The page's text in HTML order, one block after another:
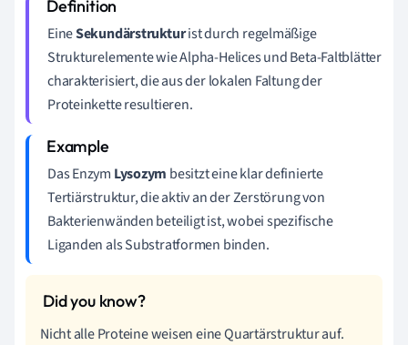
EineSekundärstrukturist durch regelmäßige
Strukturelemente wie Alpha-Helices und Beta-Faltblätter
charakterisiert, die aus der lokalen Faltung der
Proteinkette resultieren.
Das Enzym Lysozym besitzt eine klar definierte
Tertiärstruktur, die aktiv an der Zerstörung von
Bakterienwänden beteiligt ist, wobei spezifische
Liganden als Substratformen binden.
Nicht alle Proteine weisen eine Quartärstruktur auf.